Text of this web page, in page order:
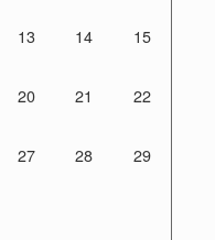
13 14 15
20 21 22
27 28 29